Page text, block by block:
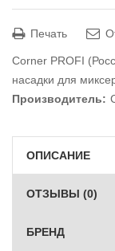
Печать
Corner PROFI
насадки для
Производитель:
ОПИСАНИЕ
ОТЗЫВЫ (0)
БРЕНД